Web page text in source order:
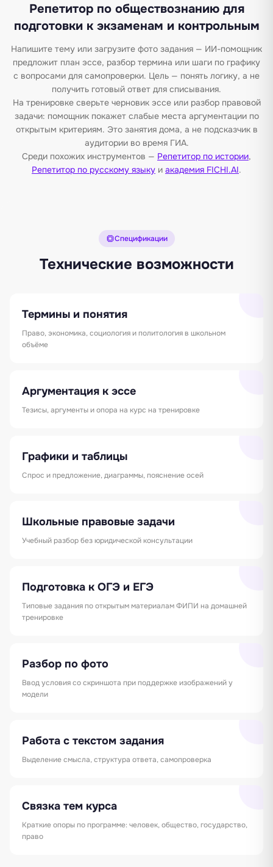
Репетитор по обществознанию для
подготовки к экзаменам и контрольным
Напишите тему или загрузите фото задания — ИИ-помощник
предложит план эссе, разбор термина или шаги по графику
с вопросами для самопроверки. Цель — понять логику, а не
получить готовый ответ для списывания.
На тренировке сверьте черновик эссе или разбор правовой
задачи: помощник покажет слабые места аргументации по
открытым критериям. Это занятия дома, а не подсказчик в
аудитории во время ГИА.
Среди похожих инструментов — Репетитор по истории,
Репетитор по русскому языку и академия FICHI.AI.
Спецификации
Технические возможности
Термины и понятия
Право, экономика, социология и политология в школьном
объёме
Аргументация к эссе
Тезисы, аргументы и опора на курс на тренировке
Графики и таблицы
Спрос и предложение, диаграммы, пояснение осей
Школьные правовые задачи
Учебный разбор без юридической консультации
Подготовка к ОГЭ и ЕГЭ
Типовые задания по открытым материалам ФИПИ на домашней
тренировке
Разбор по фото
Ввод условия со скриншота при поддержке изображений у
модели
Работа с текстом задания
Выделение смысла, структура ответа, самопроверка
Связка тем курса
Краткие опоры по программе: человек, общество, государство,
право